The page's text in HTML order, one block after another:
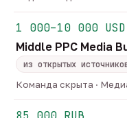
1 000–10 000 USD
Middle PPC Media
из открытых
Команда скрыта ·